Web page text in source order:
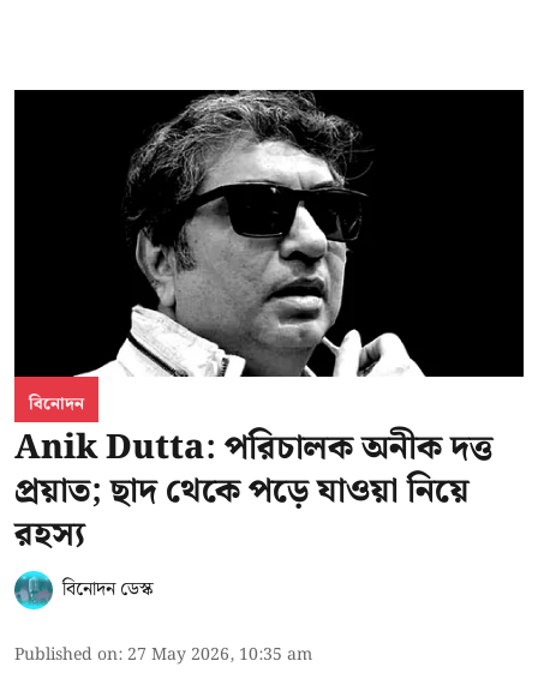
বিনোদন
Anik Dutta: পরিচালক অনীক দত্ত
প্রয়াত; ছাদ থেকে পড়ে যাওয়া নিয়ে
রহস্য
বিনোদন ডেস্ক
Published on: 27 May 2026, 10:35 am